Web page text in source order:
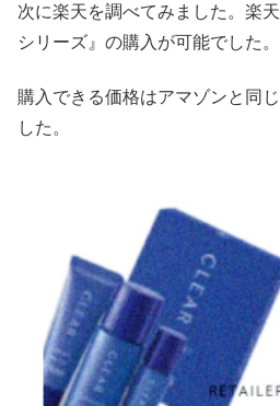
次に楽天を調べてみました。楽
シリーズ』の購入が可能でした。
購入できる価格はアマゾンと同
した。